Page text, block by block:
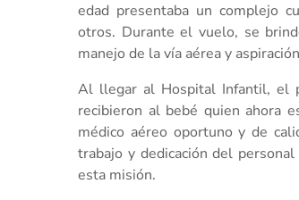
edad presentaba un complejo
otros. Durante el vuelo, se
manejo de la vía aérea y
Al llegar al Hospital Infantil, el
recibieron al bebé quien ahora
médico aéreo oportuno y de
trabajo y dedicación del
esta misión.